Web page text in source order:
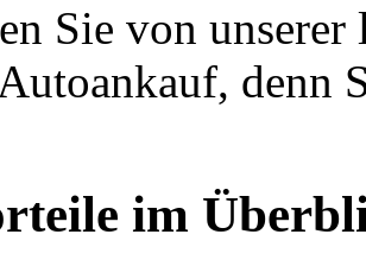
Sie von
denn
im